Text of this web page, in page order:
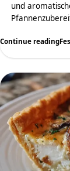
und
Continue reading